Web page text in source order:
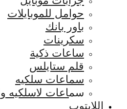
حوامل للموبايلات
باور بانك
سكرينات
ساعات ذكية
قلم ستايلس
سماعات سلكيه
سماعات لاسلكيه
اللابتوب